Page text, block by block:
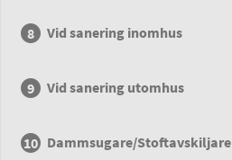
Vid sanering inomhus
Vid sanering utomhus
Dammsugare/Stoftavskiljare